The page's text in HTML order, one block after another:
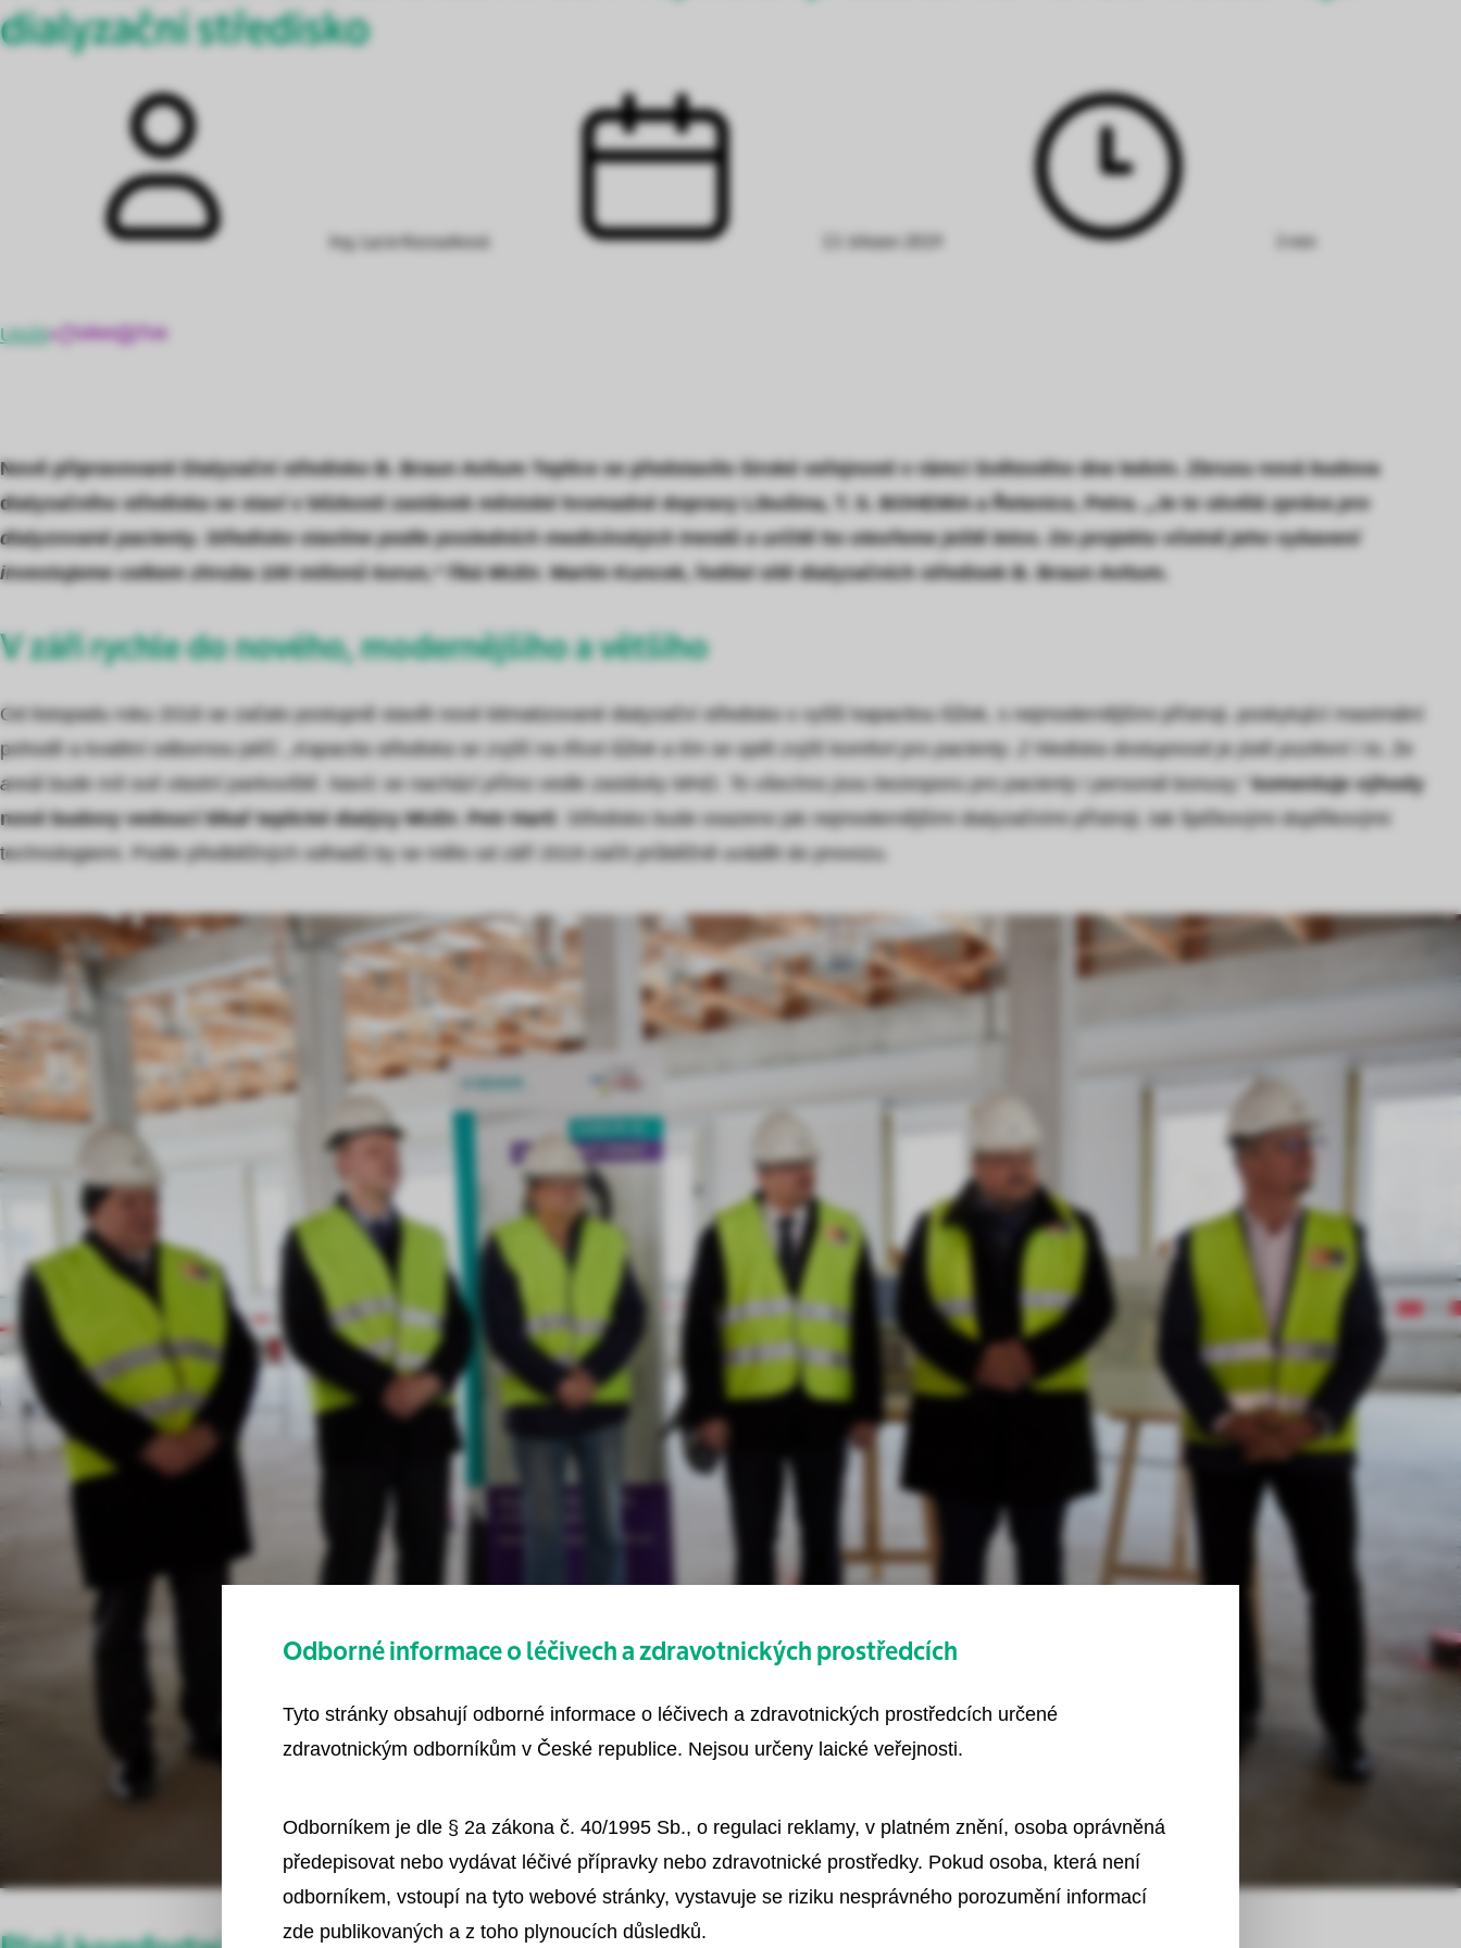
dialyzační středisko
Uložit
Nově připravované Dialyzační středisko B. Braun Avitum Teplice se představilo široké veřejnosti v rámci Světového dne ledvin. Zbrusu nová budova
dialyzačního střediska se staví v blízkosti zastávek městské hromadné dopravy Libušina, T. S. BOHEMIA a Řetenice, Petra.„Je to skvělá zpráva pro
dialyzované pacienty. Středisko stavíme podle posledních medicínských trendů a určitě ho otevřeme ještě letos. Do projektu včetně jeho vybavení
investujeme celkem zhruba 100 milionů korun,“
říká MUDr. Martin Kuncek, ředitel sítě dialyzačních středisek B. Braun Avitum.
V září rychle do nového, modernějšího a většího
Od listopadu roku 2018 se začalo postupně stavět nové klimatizované dialyzační středisko s vyšší kapacitou lůžek, s nejmodernějšími přístroji, poskytující maximální
pohodlí a kvalitní odbornou péčí.
„Kapacita střediska se zvýší na třicet lůžek a tím se opět zvýší komfort pro pacienty. Z hlediska dostupnosti je jistě pozitivní i to, že
areál bude mít své vlastní parkoviště. Navíc se nachází přímo vedle zastávky MHD. To všechno jsou bezesporu pro pacienty i personál bonusy,“
komentuje výhody
nové budovy vedoucí lékař teplické dialýzy MUDr. Petr Hartl . Středisko bude osazeno jak nejmodernějšími dialyzačními přístroji, tak špičkovými doplňkovými
technologiemi. Podle předběžných odhadů by se mělo od září 2019 začít průběžně uvádět do provozu.
Odborné informace o léčivech a zdravotnických prostředcích
Tyto stránky obsahují odborné informace o léčivech a zdravotnických prostředcích určené
zdravotnickým odborníkům v České republice. Nejsou určeny laické veřejnosti.
Odborníkem je dle § 2a zákona č. 40/1995 Sb., o regulaci reklamy, v platném znění, osoba oprávněná
předepisovat nebo vydávat léčivé přípravky nebo zdravotnické prostředky. Pokud osoba, která není
odborníkem, vstoupí na tyto webové stránky, vystavuje se riziku nesprávného porozumění informací
zde publikovaných a z toho plynoucích důsledků.